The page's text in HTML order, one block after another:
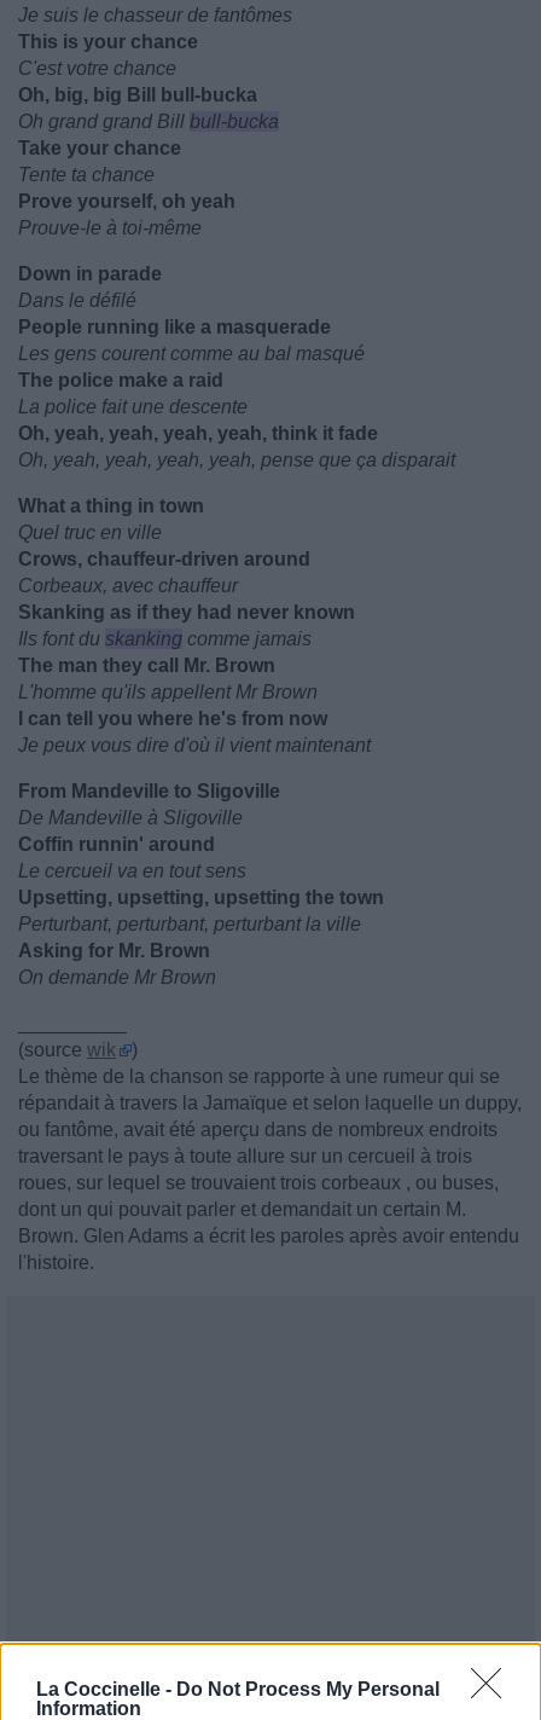
La Coccinelle - Do Not Process My Personal
Information
Je suis le chasseur de fantômes
This is your chance
C'est votre chance
Oh, big, big Bill bull-bucka
Oh grand grand Bill bull-bucka
Take your chance
Tente ta chance
Prove yourself, oh yeah
Prouve-le à toi-même
Down in parade
Dans le défilé
People running like a masquerade
Les gens courent comme au bal masqué
The police make a raid
La police fait une descente
Oh, yeah, yeah, yeah, yeah, think it fade
Oh, yeah, yeah, yeah, yeah, pense que ça disparait
What a thing in town
Quel truc en ville
Crows, chauffeur-driven around
Corbeaux, avec chauffeur
Skanking as if they had never known
Ils font du skanking comme jamais
The man they call Mr. Brown
L'homme qu'ils appellent Mr Brown
I can tell you where he's from now
Je peux vous dire d'où il vient maintenant
From Mandeville to Sligoville
De Mandeville à Sligoville
Coffin runnin' around
Le cercueil va en tout sens
Upsetting, upsetting, upsetting the town
Perturbant, perturbant, perturbant la ville
Asking for Mr. Brown
On demande Mr Brown
(source wik
)
Le thème de la chanson se rapporte à une rumeur qui se
répandait à travers la Jamaïque et selon laquelle un duppy,
ou fantôme, avait été aperçu dans de nombreux endroits
traversant le pays à toute allure sur un cercueil à trois
roues, sur lequel se trouvaient trois corbeaux , ou buses,
dont un qui pouvait parler et demandait un certain M.
Brown. Glen Adams a écrit les paroles après avoir entendu
l'histoire.